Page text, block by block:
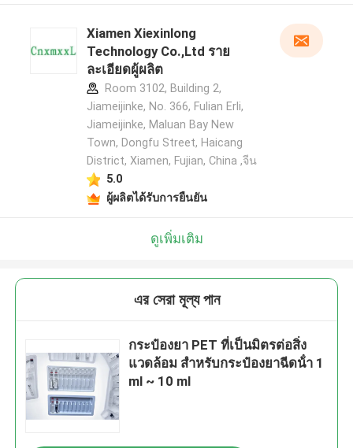
Xiamen Xiexinlong
Technology Co.,Ltd ราย
ละเอียดผู้ผลิต
Room 3102, Building 2,
Jiameijinke, No. 366, Fulian Erli,
Jiameijinke, Maluan Bay New
Town, Dongfu Street, Haicang
District, Xiamen, Fujian, China ,จีน
5.0
ผู้ผลิตได้รับการยืนยัน
ดูเพิ่มเติม
এর সেরা মূল্য পান
กระป๋องยา PET ที่เป็นมิตรต่อสิ่ง
แวดล้อม สําหรับกระป๋องยาฉีดน้ํา 1
ml ~ 10 ml